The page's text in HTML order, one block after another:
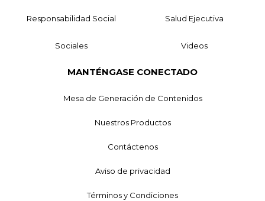
Responsabilidad Social Salud Ejecutiva
Sociales Videos
MANTÉNGASE CONECTADO
Mesa de Generación de Contenidos
Nuestros Productos
Contáctenos
Aviso de privacidad
Términos y Condiciones